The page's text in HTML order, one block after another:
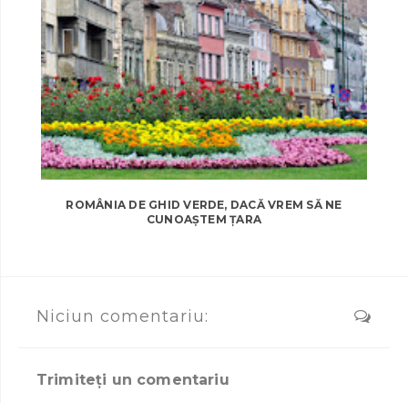
ROMÂNIA DE GHID VERDE, DACĂ VREM SĂ NE
CUNOAȘTEM ȚARA
Niciun comentariu:
Trimiteți un comentariu